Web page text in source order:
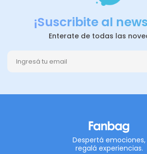
¡Suscribite al
Enterate de todas las
Despertá emociones,
regalá experiencias.